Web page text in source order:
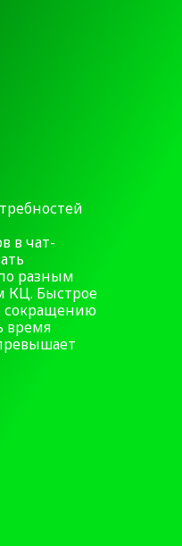
в чат-
разным
КЦ. Быстрое
сокращению
время